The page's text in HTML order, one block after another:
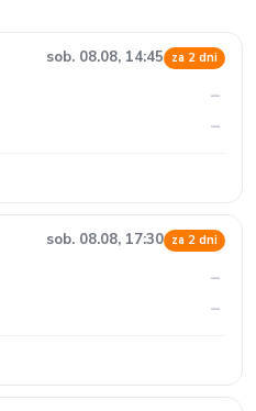
sob. 08.08, 14:45 za 2 dni
–
–
sob. 08.08, 17:30 za 2 dni
–
–